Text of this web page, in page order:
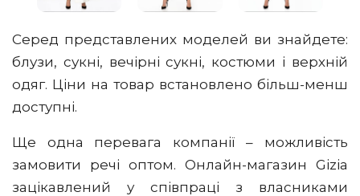
Серед представлених моделей ви знайдете:
блузи, сукні, вечірні сукні, костюми і верхній
одяг. Ціни на товар встановлено більш-менш
доступні.
Ще одна перевага компанії – можливість
замовити речі оптом. Онлайн-магазин Gizia
зацікавлений у співпраці з власниками